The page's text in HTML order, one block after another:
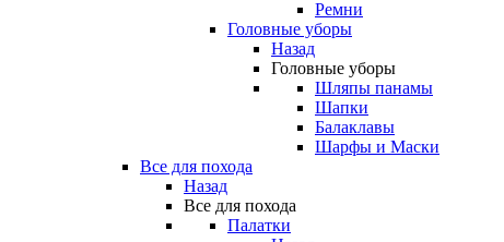
Ремни
Головные уборы
Назад
Головные уборы
Шляпы панамы
Шапки
Балаклавы
Шарфы и Маски
Все для похода
Назад
Все для похода
Палатки